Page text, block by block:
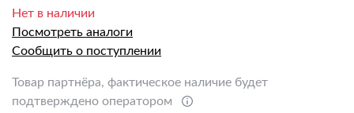
Нет в наличии
Посмотреть аналоги
Сообщить о поступлении
Товар партнёра, фактическое наличие будет
подтверждено оператором